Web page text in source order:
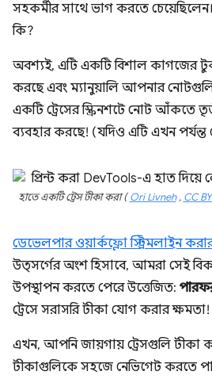
সহকর্মীর সাথে ভাগ করতে
কি?
অবশ্যই, এটি একটি বিশাল কাগজের
করছে এবং ম্যানুয়ালি আপনার
একটি ট্রেসের স্ক্রিনশটে নোট আঁকতে
ব্যবহার করছে! (যদিও এটি এখন পর্যন্ত
হাতে একটি ট্রেস টীকা করা (Ori Livneh, CC
ডেভেলপার ওয়ার্কফ্লো স্ট্রিমলাইন
উত্সর্গের অংশ হিসাবে, আমরা সেই
উপস্থাপন করতে পেরে উত্তেজিত:
ট্রেসে সরাসরি টীকা যোগ করার ক্ষমতা!
এখন, আপনি জায়গায় ট্রেসগুলি টীকা
টীকাগুলিকে সহজে নেভিগেট করতে